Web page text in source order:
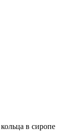
в сиропе